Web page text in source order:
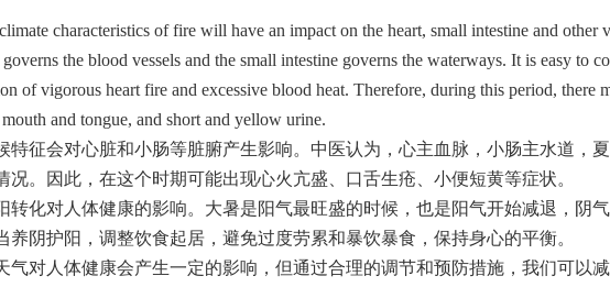
characteristics of fire will have an impact on the heart, small intestine and other
the blood vessels and the small intestine governs the waterways. It is easy to
of vigorous heart fire and excessive blood heat. Therefore, during this period, there
and tongue, and short and yellow urine.
特征会对心脏和小肠等脏腑产生影响。中医认为，心主血脉，小肠主水道，
。因此，在这个时期可能出现心火亢盛、口舌生疮、小便短黄等症状。
转化对人体健康的影响。大暑是阳气最旺盛的时候，也是阳气开始减退，阴
养阴护阳，调整饮食起居，避免过度劳累和暴饮暴食，保持身心的平衡。
气对人体健康会产生一定的影响，但通过合理的调节和预防措施，我们可以